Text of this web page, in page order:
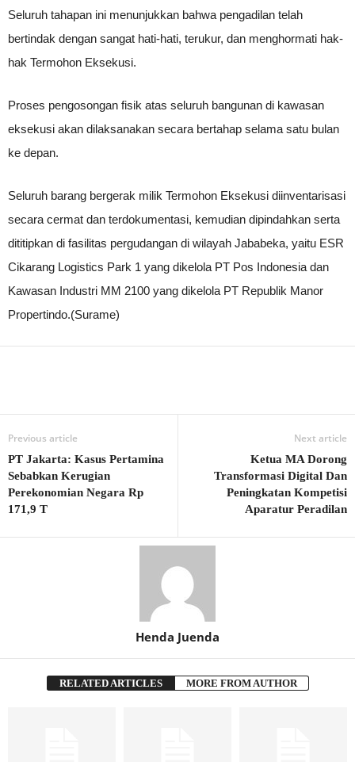
Seluruh tahapan ini menunjukkan bahwa pengadilan telah
bertindak dengan sangat hati-hati, terukur, dan menghormati hak-
hak Termohon Eksekusi.
Proses pengosongan fisik atas seluruh bangunan di kawasan
eksekusi akan dilaksanakan secara bertahap selama satu bulan
ke depan.
Seluruh barang bergerak milik Termohon Eksekusi diinventarisasi
secara cermat dan terdokumentasi, kemudian dipindahkan serta
dititipkan di fasilitas pergudangan di wilayah Jababeka, yaitu ESR
Cikarang Logistics Park 1 yang dikelola PT Pos Indonesia dan
Kawasan Industri MM 2100 yang dikelola PT Republik Manor
Propertindo.(Surame)
Previous article
PT Jakarta: Kasus Pertamina
Sebabkan Kerugian
Perekonomian Negara Rp
171,9 T
Next article
Ketua MA Dorong
Transformasi Digital Dan
Peningkatan Kompetisi
Aparatur Peradilan
Henda Juenda
RELATED ARTICLES MORE FROM AUTHOR